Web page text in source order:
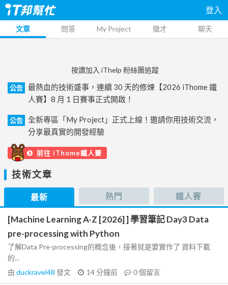
登入
文章 問答 My Project 徵才 聊天
按讚加入 iThelp 粉絲團追蹤
公告
最熱血的技術盛事，連續 30 天的修煉【2026 iThome 鐵
人賽】8 月 1 日賽事正式開啟！
公告
全新專區「My Project」正式上線！邀請你用技術交流，
分享最真實的開發經驗
前往 iThome鐵人賽
技術文章
最新 熱門 鐵人賽
[Machine Learning A-Z [2026] ] 學習筆記 Day3 Data
pre-processing with Python
了解Data Pre-processing的概念後，接著就是要實作了 資料下載
的...
由 duckravel48 發文 14 分鐘前 0個留言